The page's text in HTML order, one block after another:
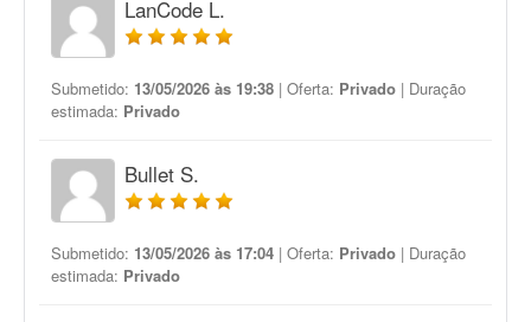
LanCode L.
Submetido: 13/05/2026 às 19:38 | Oferta: Privado | Duração
estimada: Privado
Bullet S.
Submetido: 13/05/2026 às 17:04 | Oferta: Privado | Duração
estimada: Privado